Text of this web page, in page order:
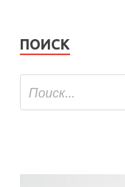
ПОИСК